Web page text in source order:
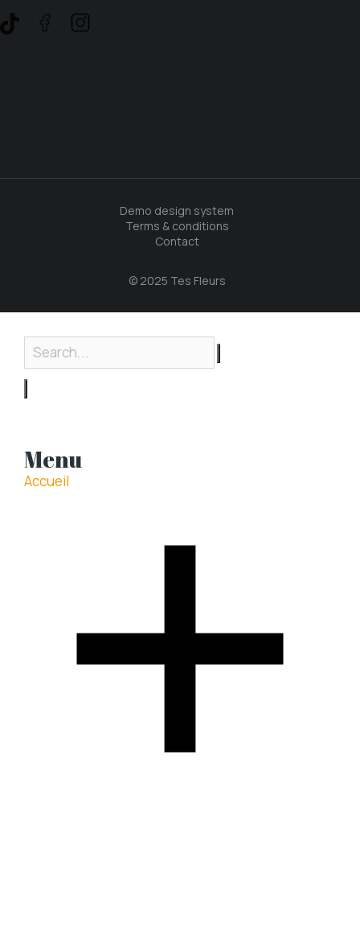
© 2025 Tes Fleurs
Demo design system
Terms & conditions
Contact
Menu
Accueil